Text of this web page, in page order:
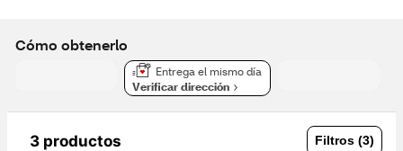
Cómo obtenerlo
Entrega el mismo día
Verificar dirección
3 productos Filtros (3)